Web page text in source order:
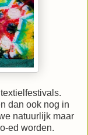
dan ook nog in
natuurlijk maar
ed worden.